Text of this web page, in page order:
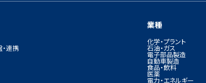
連携
業種
化学・プラント
石油・ガス
電子部品製造
自動車製造
食品・飲料
医薬
電力・エネルギー